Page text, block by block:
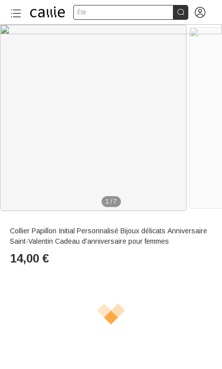
Été  
1 / 7
Collier Papillon Initial Personnalisé Bijoux délicats Anniversaire
Saint-Valentin Cadeau d'anniversaire pour femmes
14,00 €